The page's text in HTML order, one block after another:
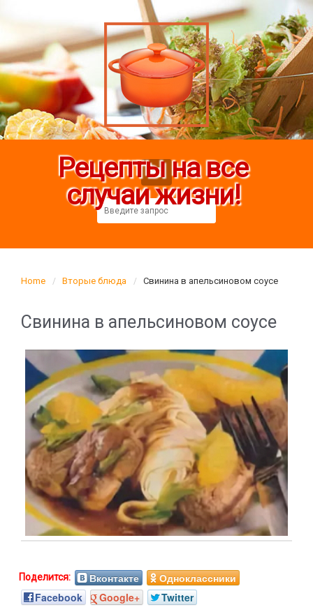
Рецепты на все
случаи жизни!
Home Вторые блюда Свинина в апельсиновом соусе
Свинина в апельсиновом соусе
Вконтакте
Одноклассники
Facebook
Google+ Twitter